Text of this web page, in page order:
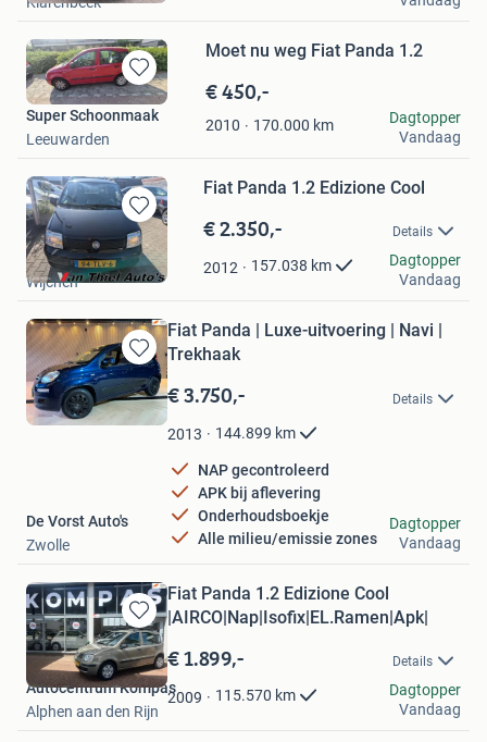
Bewaren
in
Moet nu weg Fiat Panda 1.2
€ 450,-
2010 170.000 km
Super Schoonmaak
Leeuwarden
Dagtopper
Vandaag
Bewaren
in
Mijn
Favorieten
Fiat Panda 1.2 Edizione Cool
€ 2.350,- Details
2012 157.038 km
van Thiel auto's
Wijchen
Dagtopper
Vandaag
Bewaren
in
Mijn
Favorieten
Fiat Panda | Luxe-uitvoering | Navi |
Trekhaak
€ 3.750,- Details
2013 144.899 km
NAP gecontroleerd
APK bij aflevering
Onderhoudsboekje
Alle milieu/emissie zones
De Vorst Auto's
Zwolle
Dagtopper
Vandaag
Bewaren
in
Mijn
Favorieten
Fiat Panda 1.2 Edizione Cool
|AIRCO|Nap|Isofix|EL.Ramen|Apk|
€ 1.899,- Details
2009 115.570 km
Autocentrum Kompas
Alphen aan den Rijn
Dagtopper
Vandaag